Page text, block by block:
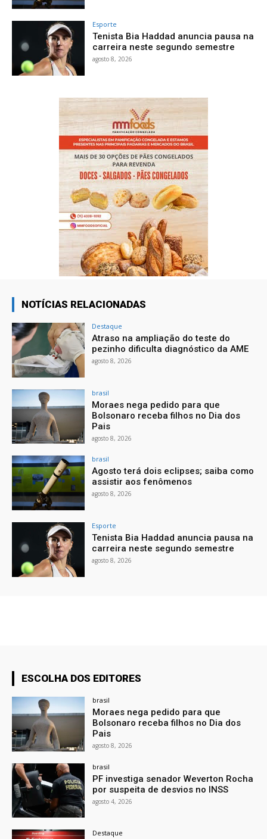
Esporte
Tenista Bia Haddad anuncia pausa na
carreira neste segundo semestre
agosto 8, 2026
NOTÍCIAS RELACIONADAS
Destaque
Atraso na ampliação do teste do
pezinho dificulta diagnóstico da AME
agosto 8, 2026
brasil
Moraes nega pedido para que
Bolsonaro receba filhos no Dia dos
Pais
agosto 8, 2026
brasil
Agosto terá dois eclipses; saiba como
assistir aos fenômenos
agosto 8, 2026
Esporte
Tenista Bia Haddad anuncia pausa na
carreira neste segundo semestre
agosto 8, 2026
ESCOLHA DOS EDITORES
brasil
Moraes nega pedido para que
Bolsonaro receba filhos no Dia dos
Pais
agosto 8, 2026
brasil
PF investiga senador Weverton Rocha
por suspeita de desvios no INSS
agosto 4, 2026
Destaque